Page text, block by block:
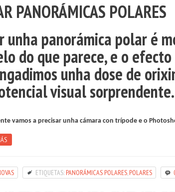
PANORÁMICAS POLARES
unha panorámica polar é
do que parece, e o
unha dose de
visual sorprendente.
vamos a precisar unha cámara con trípode e o
ETIQUETAS: PANORÁMICAS POLARES POLARES